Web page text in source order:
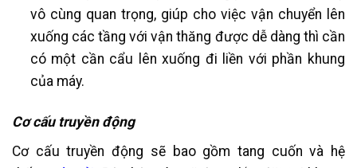
vô cùng quan trọng, giúp cho việc vận chuyển lên
xuống các tầng với vận thăng được dễ dàng thì cần
có một cần cẩu lên xuống đi liền với phần khung
của máy.
Cơ cấu truyền động
Cơ cấu truyền động sẽ bao gồm tang cuốn và hệ